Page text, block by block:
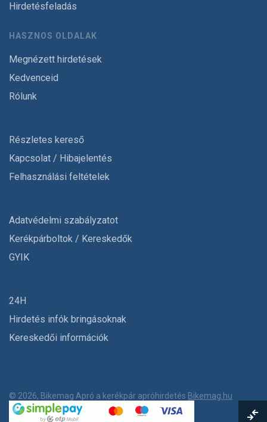
Hirdetésfeladás
HASZNOS OLDALAK
Megnézett hirdetések
Kedvenceid
Rólunk
Részletes kereső
Kapcsolat / Hibajelentés
Felhasználási feltételek
Adatvédelmi szabályzatot
Kerékpárboltok / Kereskedők
GYIK
24H
Hirdetés infók bringásoknak
Kereskedői információk
© 2026, Bikemag Apró a kerékpár apróhirdetés Bikemag.hu